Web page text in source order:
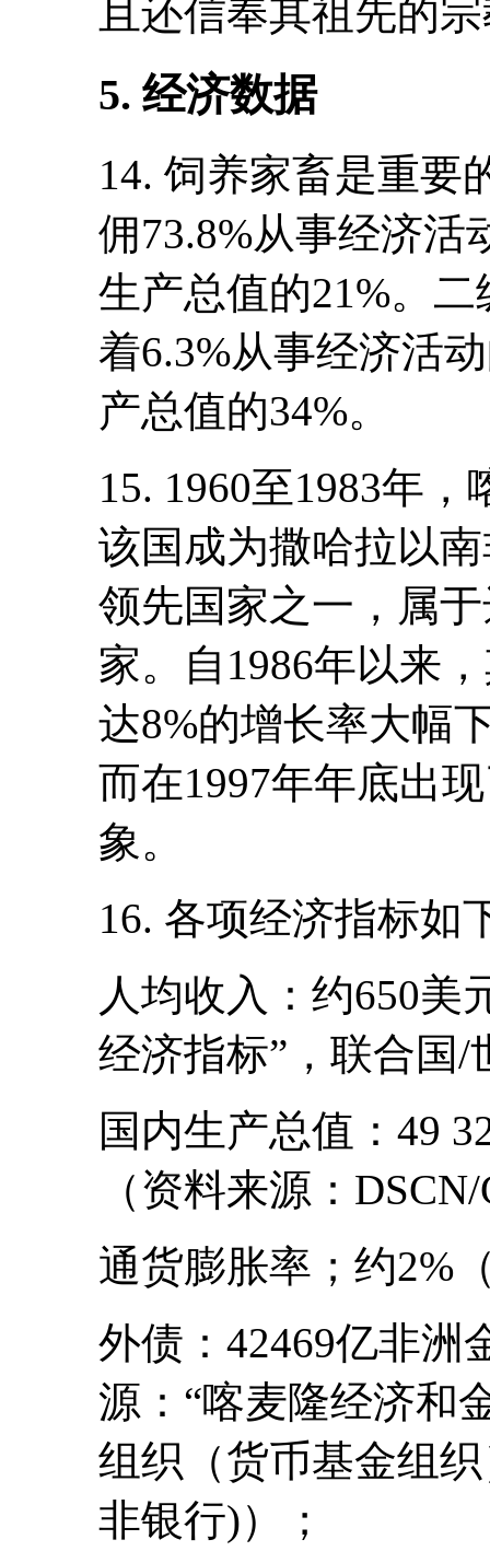
且还信奉其祖先的
5. 经济数据
14. 饲养家畜是重要
佣73.8%从事经济活
生产总值的21%。
着6.3%从事经济活
产总值的34%。
15. 1960至1983年
该国成为撒哈拉以
领先国家之一，属
家。自1986年以来
达8%的增长率大幅
而在1997年年底出
象。
16. 各项经济指标如
人均收入：约650美
经济指标”，联合国/
国内生产总值：49
（资料来源：
通货膨胀率；约2%
外债：42469亿非洲
源：“喀麦隆经济和
组织（货币基金组
非银行)）；